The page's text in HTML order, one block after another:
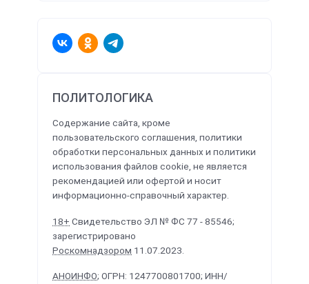
ПОЛИТОЛОГИКА
Содержание сайта, кроме
пользовательского соглашения, политики
обработки персональных данных и политики
использования файлов cookie, не является
рекомендацией или офертой и носит
информационно-справочный характер.
18+ Свидетельство ЭЛ № ФС 77 - 85546;
зарегистрировано
Роскомнадзором 11.07.2023.
АНОИНФО; ОГРН: 1247700801700; ИНН/